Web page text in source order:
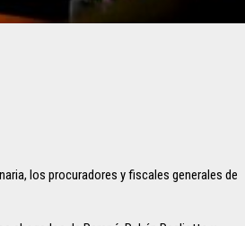
los procuradores y fiscales generales de